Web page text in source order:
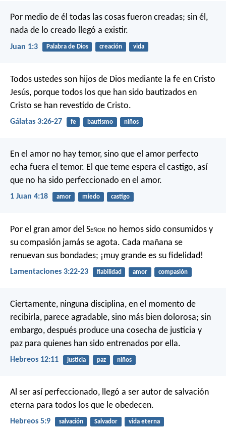
Por medio de él todas las cosas fueron creadas; sin él,
nada de lo creado llegó a existir.
Juan 1:3 Palabra de Dios creación vida
Todos ustedes son hijos de Dios mediante la fe en Cristo
Jesús, porque todos los que han sido bautizados en
Cristo se han revestido de Cristo.
Gálatas 3:26-27 fe bautismo niños
En el amor no hay temor, sino que el amor perfecto
echa fuera el temor. El que teme espera el castigo, así
que no ha sido perfeccionado en el amor.
1 Juan 4:18 amor miedo castigo
Por el gran amor del Señor no hemos sido consumidos y
su compasión jamás se agota. Cada mañana se
renuevan sus bondades; ¡muy grande es su fidelidad!
Lamentaciones 3:22-23 fiabilidad amor compasión
Ciertamente, ninguna disciplina, en el momento de
recibirla, parece agradable, sino más bien dolorosa; sin
embargo, después produce una cosecha de justicia y
paz para quienes han sido entrenados por ella.
Hebreos 12:11 justicia paz niños
Al ser así perfeccionado, llegó a ser autor de salvación
eterna para todos los que le obedecen.
Hebreos 5:9 salvación Salvador vida eterna